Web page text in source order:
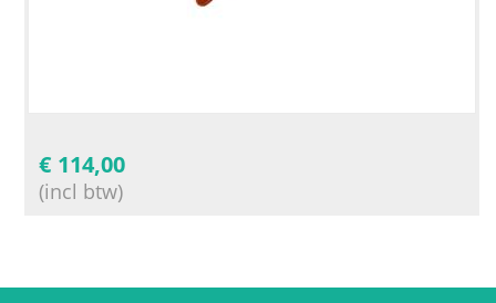
€ 114,00
(incl btw)